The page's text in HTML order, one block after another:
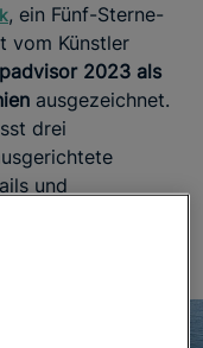
, ein Fünf-Sterne-
vom Künstler
2023 als
ausgezeichnet.
drei
und